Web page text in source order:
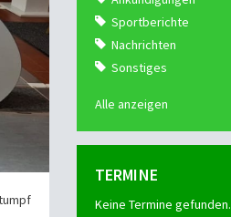
Sportberichte
Nachrichten
Sonstiges
Alle anzeigen
TERMINE
Keine Termine gefunden.